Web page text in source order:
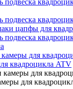
цапфы для
квадроцикла ATV
для
для